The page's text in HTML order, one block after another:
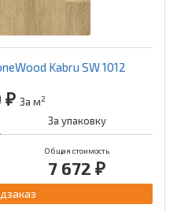
Kabru SW 1012
₽ За м2
За упаковку
Общая стоимость
7 672 ₽